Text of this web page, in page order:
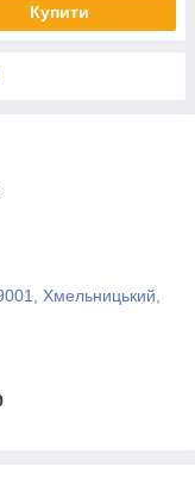
Купити
Хмельницький,